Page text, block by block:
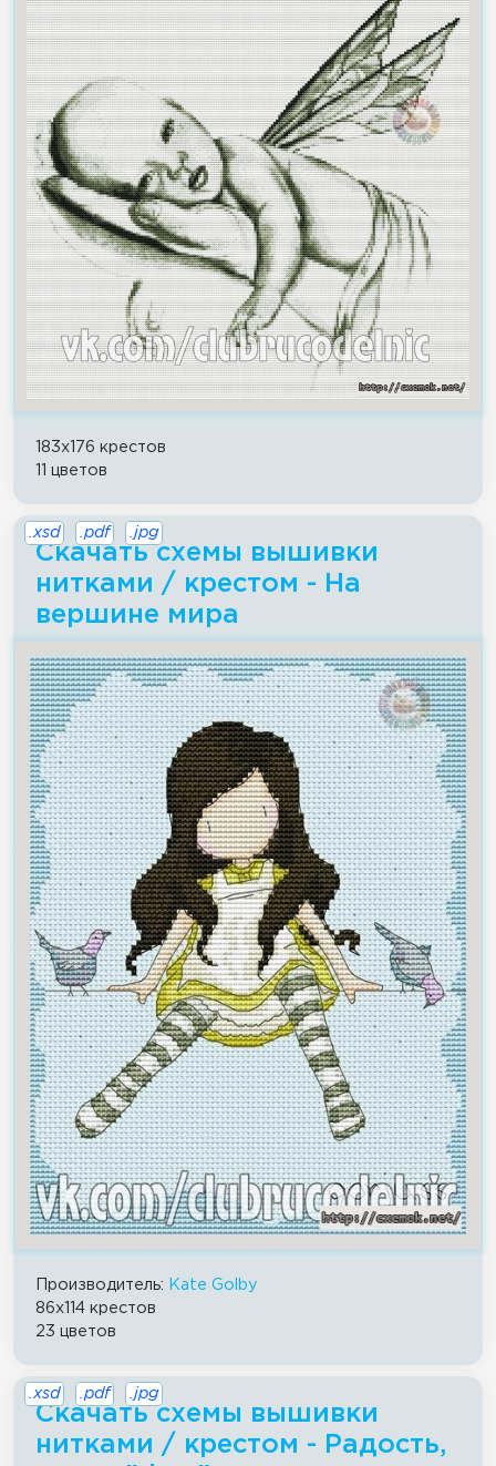
183x176 крестов
11 цветов
Скачать схемы вышивки
нитками / крестом - На
вершине мира
.xsd .pdf .jpg
Производитель:
Kate Golby
86x114 крестов
23 цветов
Скачать схемы вышивки
нитками / крестом - Радость,
.xsd .pdf .jpg